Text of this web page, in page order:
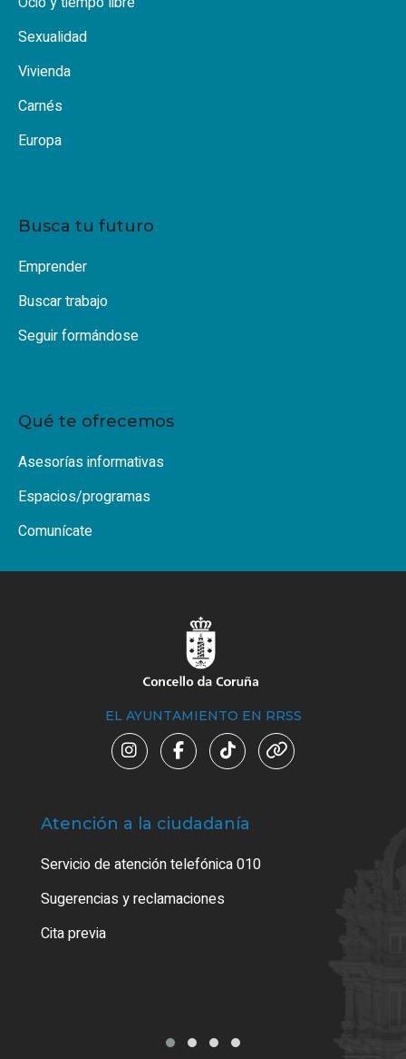
Sexualidad
Vivienda
Carnés
Europa
Busca tu futuro
Emprender
Buscar trabajo
Seguir formándose
Qué te ofrecemos
Asesorías informativas
Espacios/programas
Comunícate
EL AYUNTAMIENTO EN RRSS
Atención a la ciudadanía
Servicio de atención telefónica 010
Sugerencias y reclamaciones
Cita previa